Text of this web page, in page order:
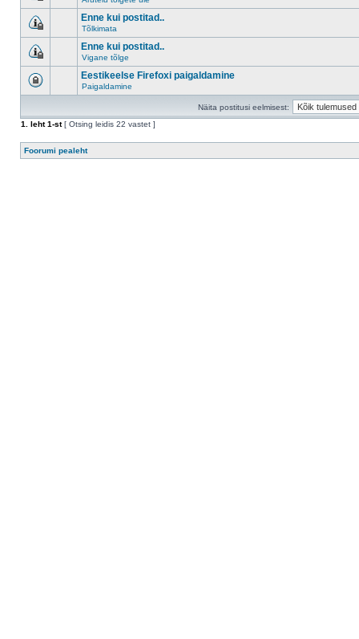
Enne kui postitad..
Tõlkimata
Enne kui postitad..
Vigane tõlge
Eestikeelse Firefoxi paigaldamine
Paigaldamine
Näita postitusi eelmisest:
1
. leht1-st[ Otsing leidis 22 vastet ]
Foorumi pealeht